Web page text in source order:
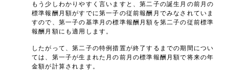
もう少しわかりやすく言いますと、第二子の誕生月の前月の
標準報酬月額がすでに第一子の従前報酬月でみなされていま
すので、第一子の基準月の標準報酬月額を第二子の従前標準
報酬月額にも適用します。
したがって、第二子の特例措置が終了するまでの期間につい
ては、第一子が生まれた月の前月の標準報酬月額で将来の年
金額が計算されます。